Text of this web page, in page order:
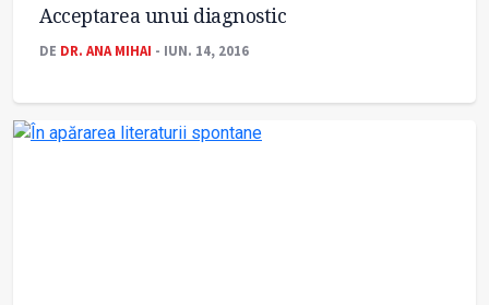
Acceptarea unui diagnostic
DE DR. ANA MIHAI - IUN. 14, 2016